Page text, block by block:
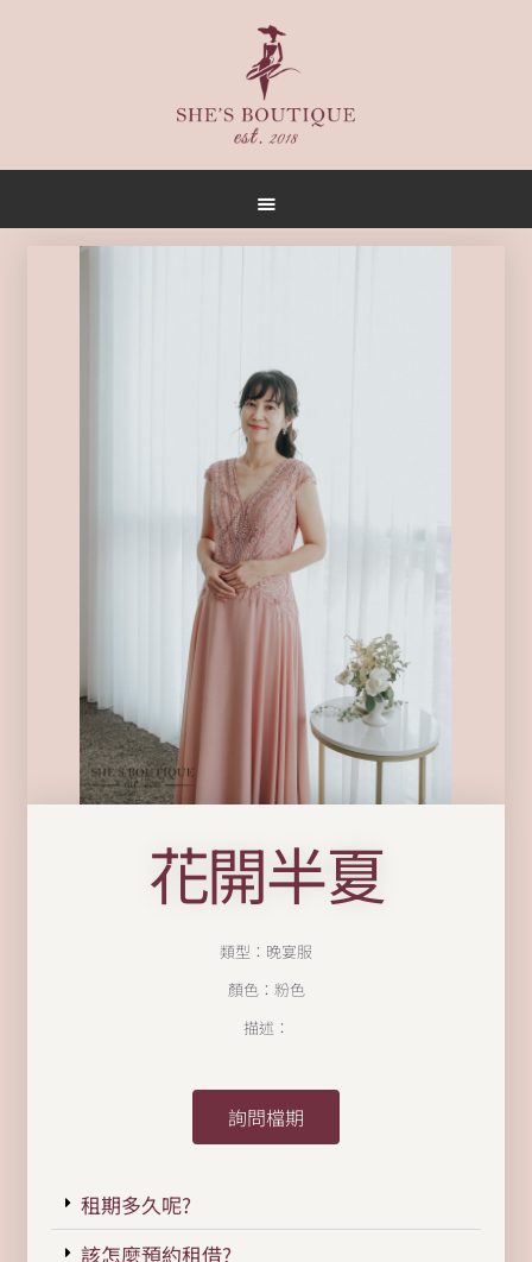
首頁
關於
禮服作品
店內空間
客戶推薦
聯名合作
預約方式
花開半夏
類型：晚宴服
顏色：粉色
描述：
詢問檔期
租期多久呢?
該怎麼預約租借?